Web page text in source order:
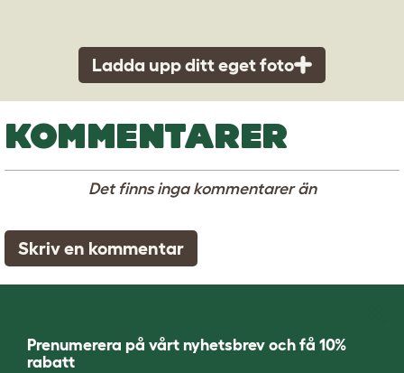
Ladda upp ditt eget foto
KOMMENTARER
Det finns inga kommentarer än
Skriv en kommentar
Prenumerera på vårt nyhetsbrev och få 10%
rabatt